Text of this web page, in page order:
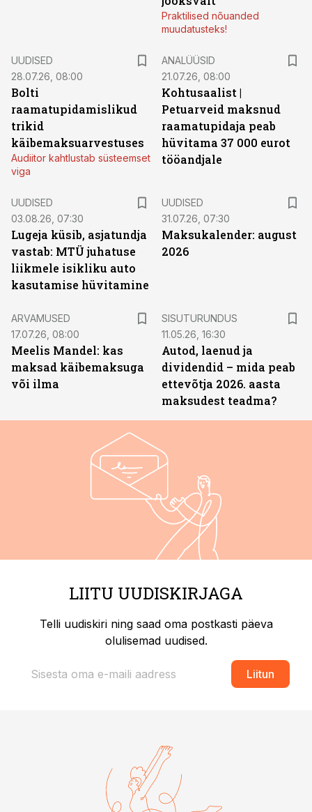
Praktilised nõuanded
muudatusteks!
UUDISED
28.07.26, 08:00
Bolti
raamatupidamislikud
trikid
käibemaksuarvestuses
Audiitor kahtlustab süsteemset
viga
ANALÜÜSID
21.07.26, 08:00
Kohtusaalist |
Petuarveid maksnud
raamatupidaja peab
hüvitama 37 000 eurot
tööandjale
UUDISED
03.08.26, 07:30
Lugeja küsib, asjatundja
vastab: MTÜ juhatuse
liikmele isikliku auto
kasutamise hüvitamine
UUDISED
31.07.26, 07:30
Maksukalender: august
2026
ARVAMUSED
17.07.26, 08:00
Meelis Mandel: kas
maksad käibemaksuga
või ilma
SISUTURUNDUS
11.05.26, 16:30
Autod, laenud ja
dividendid – mida peab
ettevõtja 2026. aasta
maksudest teadma?
LIITU UUDISKIRJAGA
Telli uudiskiri ning saad oma postkasti päeva
olulisemad uudised.
Liitun